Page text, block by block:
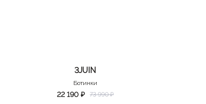
3JUIN
Ботинки
22 190 ₽ 73 990 ₽